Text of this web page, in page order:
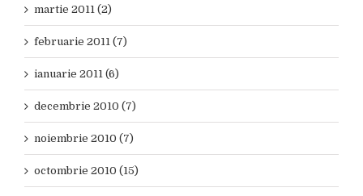
martie 2011 (2)
februarie 2011 (7)
ianuarie 2011 (6)
decembrie 2010 (7)
noiembrie 2010 (7)
octombrie 2010 (15)